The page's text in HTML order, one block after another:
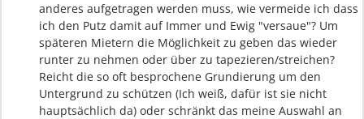
anderes aufgetragen werden muss, wie vermeide ich dass
ich den Putz damit auf Immer und Ewig "versaue"? Um
späteren Mietern die Möglichkeit zu geben das wieder
runter zu nehmen oder über zu tapezieren/streichen?
Reicht die so oft besprochene Grundierung um den
Untergrund zu schützen (Ich weiß, dafür ist sie nicht
hauptsächlich da) oder schränkt das meine Auswahl an